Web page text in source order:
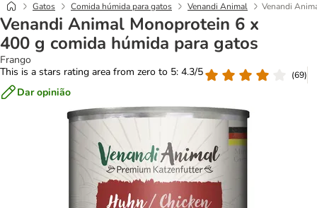
Gatos Comida húmida para gatos Venandi Animal Venandi
Venandi Animal Monoprotein 6 x
400 g comida húmida para gatos
Frango
This is a stars rating area from zero to 5: 4.3/5
(69)
Dar opinião